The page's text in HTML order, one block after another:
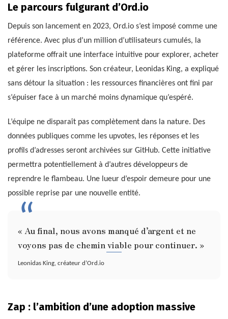
Le parcours fulgurant d’Ord.io
Depuis son lancement en 2023, Ord.io s’est imposé comme une
référence. Avec plus d’un million d’utilisateurs cumulés, la
plateforme offrait une interface intuitive pour explorer, acheter
et gérer les inscriptions. Son créateur, Leonidas King, a expliqué
sans détour la situation : les ressources financières ont fini par
s’épuiser face à un marché moins dynamique qu’espéré.
L’équipe ne disparaît pas complètement dans la nature. Des
données publiques comme les upvotes, les réponses et les
profils d’adresses seront archivées sur GitHub. Cette initiative
permettra potentiellement à d’autres développeurs de
reprendre le flambeau. Une lueur d’espoir demeure pour une
possible reprise par une nouvelle entité.
« Au final, nous avons manqué d’argent et ne
voyons pas de chemin viable pour continuer. »
Leonidas King, créateur d’Ord.io
Zap : l’ambition d’une adoption massive